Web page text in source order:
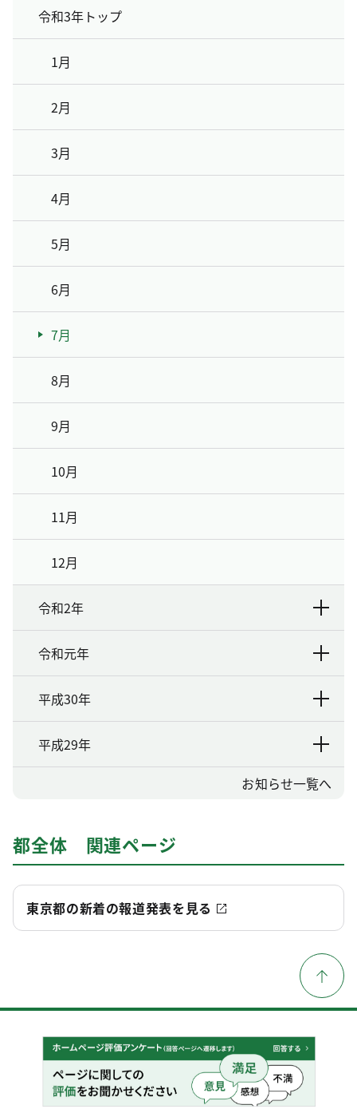
令和3年トップ
1月
2月
3月
4月
5月
6月
7月
8月
9月
10月
11月
12月
令和2年
令和元年
平成30年
平成29年
お知らせ一覧へ
都全体 関連ページ
東京都の新着の報道発表を見る